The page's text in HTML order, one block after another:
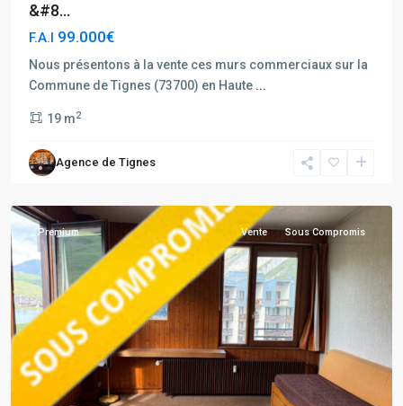
&#8...
F.A.I 99.000€
Nous présentons à la vente ces murs commerciaux sur la
Commune de Tignes (73700) en Haute ...
19 m2
Agence de Tignes
Hauts
du
Val
Premium Vente Sous Compromis